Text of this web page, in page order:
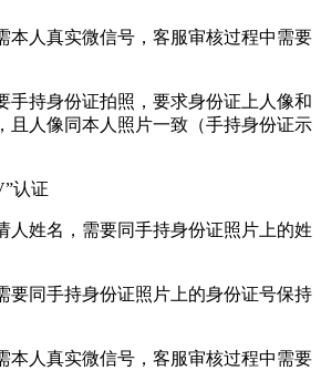
本人真实微信号，客服审核过程中需要
手持身份证拍照，要求身份证上人像和
且人像同本人照片一致（手持身份证示
认证
人姓名，需要同手持身份证照片上的姓
要同手持身份证照片上的身份证号保持
本人真实微信号，客服审核过程中需要